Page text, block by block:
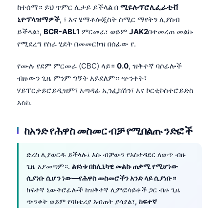
ከተሰማ። ይህ ጥምር ሊታይ ይችላል በ ሚዬሎፕሮሊፌራቲቭ
ኒዮፕላዝማዎች, ፣ እና ሄማቶሎጂስት ስሚር ማየትን ሊያስብ
ይችላል፣, BCR-ABL1 ምርመራ፣ ወይም JAK2በተመረጠ መልኩ
የሚደረግ የስራ ሂደት በመመርኮዝ በሰፊው የ.
የሙሉ የደም ምርመራ (CBC) ላይ። 0.0, ዝቅተኛ ባሶፊሎች
ብዙውን ጊዜ ምንም ግኝት አይደለም። ጭንቀት፣
ሃይፐርታይሮይዲዝም፣ አጣዳፊ ኢንፌክሽን፣ እና ኮርቲኮስተሮይድስ
እስከ.
ከአንድ የሕዋስ መስመር ብቻ የሚበልጡ ንድፎች
ድረስ ሊያወርዱ ይችላሉ፤ እሱ ብቻውን የአስተዳደር ለውጥ ብዙ
ጊዜ አያመጣም።. ልዩነቱ በክሊኒካዊ መልኩ ጠቃሚ የሚሆነው
ሲያነቡ ሲሆን ነው—የሕዋስ መስመሮችን አንድ ላይ ሲያነቡ።
ከፍተኛ ኒውትሮፊሎች ከዝቅተኛ ሊምፎሳይቶች ጋር ብዙ ጊዜ
ጭንቀት ወይም የባክቴሪያ እብጠት ያሳያል፣, ከፍተኛ
Slovenčina
پښتو
سنڌي
සිංහල
Latviešu valoda
Македонски јазик
Gàidhlig
Occitan
العربية المغربية